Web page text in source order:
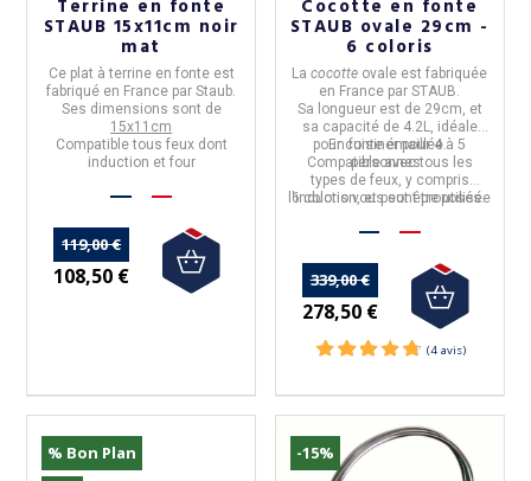
Terrine en fonte
STAUB 15x11cm noir
mat
Ce plat à terrine en fonteest
fabriqué en France par Staub
Ses dimensions sont de
15x11cm
Compatible tous feux dont
induction et four
119,00 €
108,50 €
Cocotte en fonte
STAUB ovale 29cm -
6 coloris
Lacocotte ovale est fabriquée
en France parSTAUB
Sa longueur est de 29cm , et
sa capacité de4.2L
, idéale
pour cuisiner pour4 à 5
personnes.
En fonte émaillée.
Compatible avec tous les
types de feux, y compris
l'induction, et peut être utilisée
6 colorisvous sont proposés.
339,00 €
278,50 €
% Bon Plan
-15%